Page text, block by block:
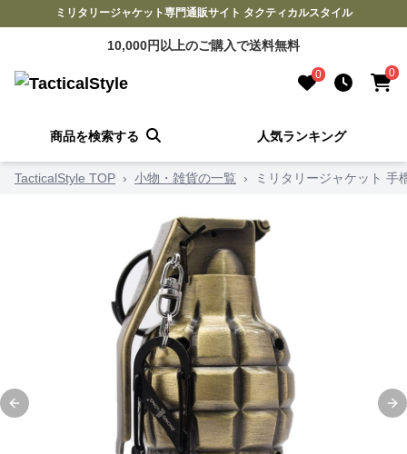
ミリタリージャケット専門通販サイト タクティカルスタイル
10,000円以上のご購入で送料無料
0 0
商品を検索する 人気ランキング
TacticalStyle TOP › 小物・雑貨の一覧 › ミリタリージャケット 手
Previous slide